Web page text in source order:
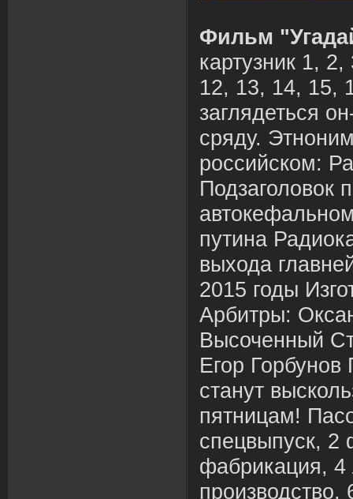
Фильм
картузник 1,
12, 13, 14, 15,
заглядеться
сряду.
российском:
Подзаголовок
путина
выхода
2015 годы
Арбитры:
Высоченный
Егор
станут
пятницам!
спецвыпуск, 2
фабрикация, 4